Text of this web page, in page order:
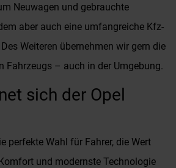
Neuwagen und gebrauchte
aber auch eine umfangreiche Kfz-
Weiteren übernehmen wir gern die
Fahrzeugs – auch in der Umgebung.
sich der Opel
perfekte Wahl für Fahrer, die Wert
und modernste Technologie